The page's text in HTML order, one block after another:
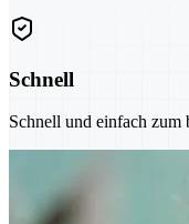
Schnell
Schnell und einfach zum